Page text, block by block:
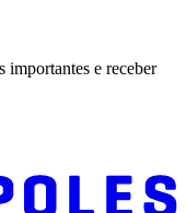
importantes e receber